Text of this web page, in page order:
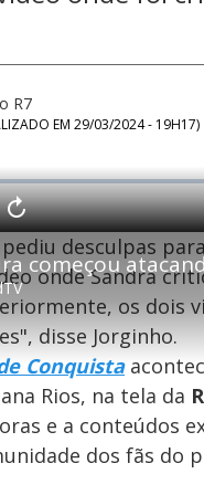
R7
EM 29/03/2024 - 19H17)
A
v
a
n
ç
a
r
1
0
e
g
u
n
d
o
s
pediu desculpas
onde Sandra
os dois
disse Jorginho.
Conquista
Rios, na tela da
e a conteúdos
dos fãs do